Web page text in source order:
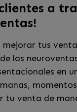
a
mejorar tus
las
en
tu venta de